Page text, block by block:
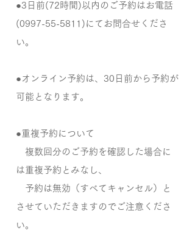
●3日前(72時間)以内のご予約はお電話
(0997-55-5811)にてお問合せくださ
い。
●オンライン予約は、30日前から予約が
可能となります。
●重複予約について
複数回分のご予約を確認した場合に
は重複予約とみなし、
予約は無効（すべてキャンセル）と
させていただきますのでご注意くださ
い。